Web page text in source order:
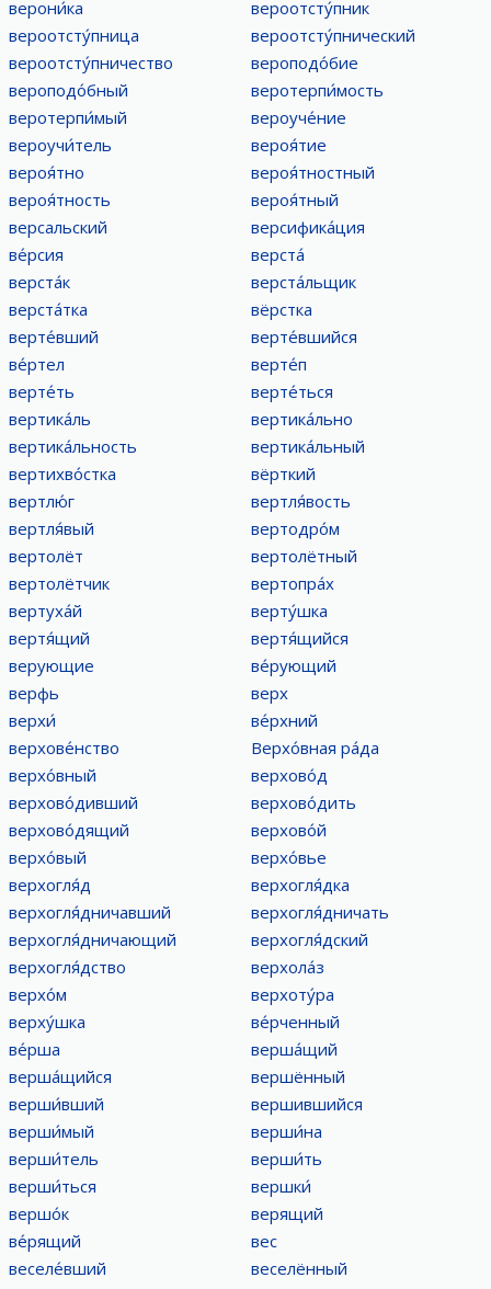
верони́ка
вероотсту́пник
вероотсту́пница
вероотсту́пнический
вероотсту́пничество
вероподо́бие
вероподо́бный
веротерпи́мость
веротерпи́мый
вероуче́ние
вероучи́тель
вероя́тие
вероя́тно
вероя́тностный
вероя́тность
вероя́тный
версальский
версифика́ция
ве́рсия
верста́
верста́к
верста́льщик
верста́тка
вёрстка
верте́вший
верте́вшийся
ве́ртел
верте́п
верте́ть
верте́ться
вертика́ль
вертика́льно
вертика́льность
вертика́льный
вертихво́стка
вёрткий
вертлю́г
вертля́вость
вертля́вый
вертодро́м
вертолёт
вертолётный
вертолётчик
вертопра́х
вертуха́й
верту́шка
вертя́щий
вертя́щийся
верующие
ве́рующий
верфь
верх
верхи́
ве́рхний
верхове́нство
Верхо́вная ра́да
верхо́вный
верхово́д
верхово́дивший
верхово́дить
верхово́дящий
верхово́й
верхо́вый
верхо́вье
верхогля́д
верхогля́дка
верхогля́дничавший
верхогля́дничать
верхогля́дничающий
верхогля́дский
верхогля́дство
верхола́з
верхо́м
верхоту́ра
верху́шка
ве́рченный
ве́рша
верша́щий
верша́щийся
вершённый
верши́вший
вершившийся
верши́мый
верши́на
верши́тель
верши́ть
верши́ться
вершки́
вершо́к
верящий
ве́рящий
вес
веселе́вший
веселённый